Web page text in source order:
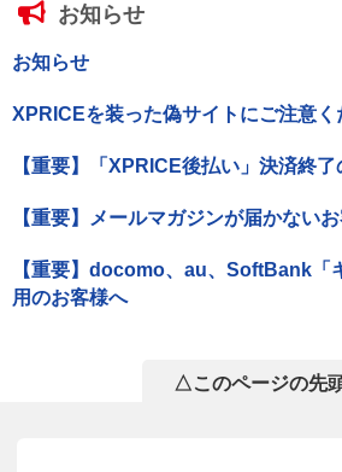
お知らせ
お知らせ
XPRICEを装った偽サイトにご注意く
【重要】「XPRICE後払い」決済終
【重要】メールマガジンが届かない
【重要】docomo、au、SoftBank「
用のお客様へ
△このページの先